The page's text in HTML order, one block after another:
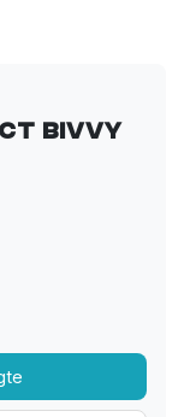
Bivvy